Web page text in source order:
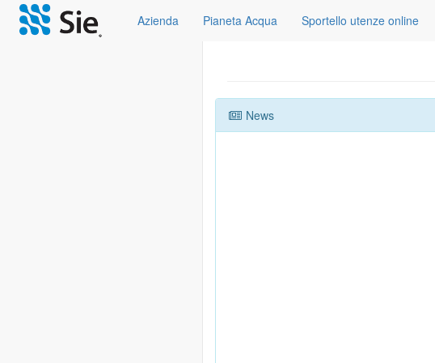
Azienda Pianeta Acqua Sportello utenze online
News